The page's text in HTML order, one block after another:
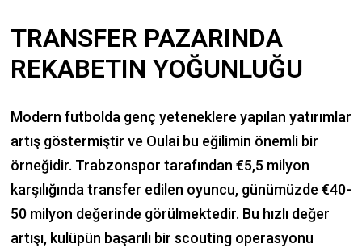
TRANSFER PAZARINDA
REKABETIN YOĞUNLUĞU
Modern futbolda genç yeteneklere yapılan yatırımlar
artış göstermiştir ve Oulai bu eğilimin önemli bir
örneğidir. Trabzonspor tarafından €5,5 milyon
karşılığında transfer edilen oyuncu, günümüzde €40-
50 milyon değerinde görülmektedir. Bu hızlı değer
artışı, kulüpün başarılı bir scouting operasyonu